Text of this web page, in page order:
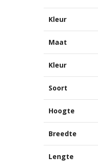
Kleur
Maat
Kleur
Soort
Hoogte
Breedte
Lengte